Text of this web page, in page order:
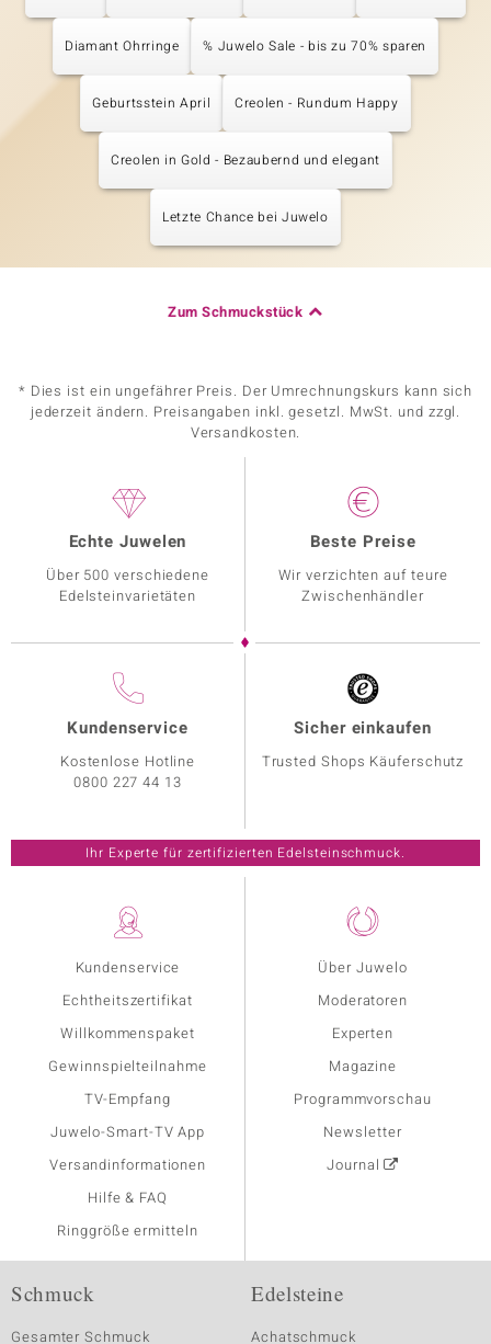
Diamant Ohrringe % Juwelo Sale - bis zu 70% sparen
Geburtsstein April Creolen - Rundum Happy
Creolen in Gold - Bezaubernd und elegant
Letzte Chance bei Juwelo
Zum Schmuckstück
* Dies ist ein ungefährer Preis. Der Umrechnungskurs kann sich
jederzeit ändern. Preisangaben inkl. gesetzl. MwSt. und zzgl.
Versandkosten.
Kundenservice
Echtheitszertifikat
Willkommenspaket
Gewinnspielteilnahme
TV-Empfang
Juwelo-Smart-TV App
Versandinformationen
Hilfe & FAQ
Ringgröße ermitteln
Über Juwelo
Moderatoren
Experten
Magazine
Programmvorschau
Newsletter
Journal
Echte Juwelen
Über 500 verschiedene
Edelsteinvarietäten
Beste Preise
Wir verzichten auf teure
Zwischenhändler
Kundenservice
Kostenlose Hotline
0800 227 44 13
Sicher einkaufen
Trusted Shops Käuferschutz
Ihr Experte für zertifizierten Edelsteinschmuck.
Schmuck
Gesamter Schmuck
Edelsteine
Achatschmuck